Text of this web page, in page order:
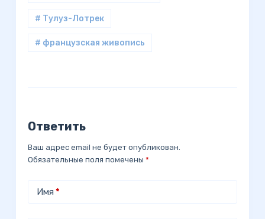
# Тулуз-Лотрек
# французская живопись
Ответить
Ваш адрес email не будет опубликован.
Обязательные поля помечены *
Имя *